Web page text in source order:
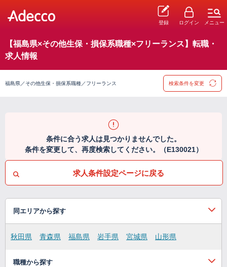
登録 ログイン メニュー
【福島県×その他生保・損保系職種×フリーランス】転職・
求人情報
福島県／その他生保・損保系職種／フリーランス 検索条件を変更
条件に合う求人は見つかりませんでした。
条件を変更して、再度検索してください。（E130021）
求人条件設定ページに戻る
同エリアから探す
秋田県 青森県 福島県 岩手県 宮城県 山形県
職種から探す